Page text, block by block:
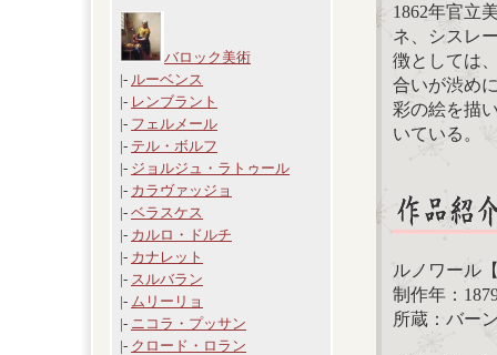
バロック美術
|- ルーベンス
|- レンブラント
|- フェルメール
|- テル・ボルフ
|- ジョルジュ・ラトゥール
|- カラヴァッジョ
|- ベラスケス
|- カルロ・ドルチ
|- カナレット
|- スルバラン
|- ムリーリョ
|- ニコラ・プッサン
|- クロード・ロラン
1862年官立
ネ、シスレ
徴としては
合いが渋め
彩の絵を描
いている。
ルノワール
制作年：
所蔵：バー